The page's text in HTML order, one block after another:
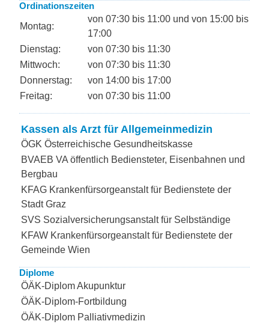
Ordinationszeiten
Montag:
von 07:30 bis 11:00 und von 15:00 bis
17:00
Dienstag:
von 07:30 bis 11:30
Mittwoch:
von 07:30 bis 11:30
Donnerstag:
von 14:00 bis 17:00
Freitag:
von 07:30 bis 11:00
Kassen als Arzt für Allgemeinmedizin
ÖGK Österreichische Gesundheitskasse
BVAEB VA öffentlich Bediensteter, Eisenbahnen und
Bergbau
KFAG Krankenfürsorgeanstalt für Bedienstete der
Stadt Graz
SVS Sozialversicherungsanstalt für Selbständige
KFAW Krankenfürsorgeanstalt für Bedienstete der
Gemeinde Wien
Diplome
ÖÄK-Diplom Akupunktur
ÖÄK-Diplom-Fortbildung
ÖÄK-Diplom Palliativmedizin